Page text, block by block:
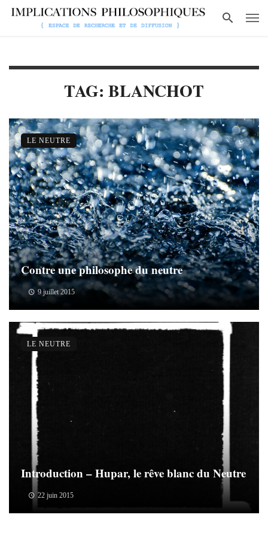
TAG: BLANCHOT
Contre une philosophe du neutre
9 juillet 2015
LE NEUTRE
Introduction – Hupar, le rêve blanc du Neutre
22 juin 2015
LE NEUTRE